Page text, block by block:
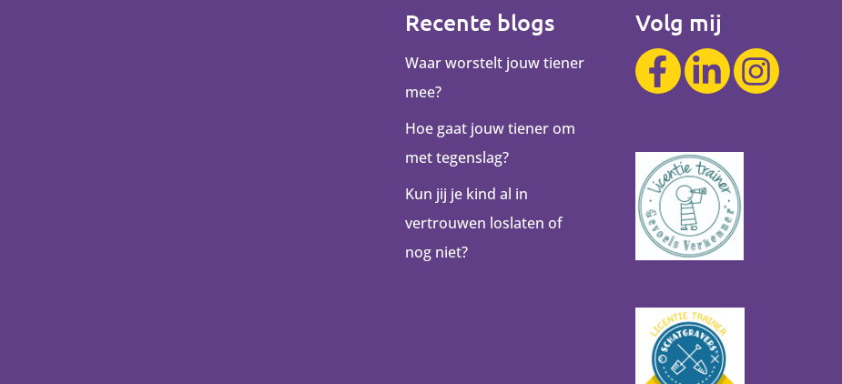
Recente blogs
Waar worstelt jouw tiener
mee?
Hoe gaat jouw tiener om
met tegenslag?
Kun jij je kind al in
vertrouwen loslaten of
nog niet?
Volg mij